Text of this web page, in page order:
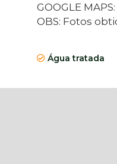
GOOGLE MAPS:
OBS: Fotos
Água tratada